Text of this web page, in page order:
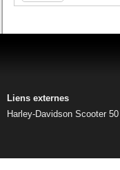
Liens externes
Harley-Davidson Scooter 50